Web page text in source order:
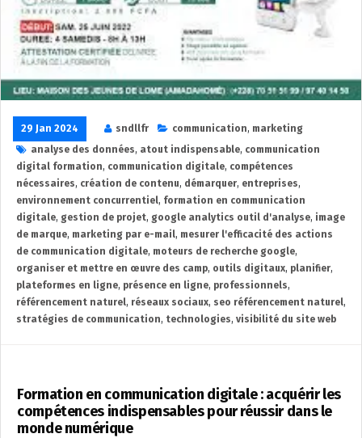
29 Jan 2024 sndllfr communication, marketing
analyse des données, atout indispensable, communication
digital formation, communication digitale, compétences
nécessaires, création de contenu, démarquer, entreprises,
environnement concurrentiel, formation en communication
digitale, gestion de projet, google analytics outil d'analyse, image
de marque, marketing par e-mail, mesurer l'efficacité des actions
de communication digitale, moteurs de recherche google,
organiser et mettre en œuvre des camp, outils digitaux, planifier,
plateformes en ligne, présence en ligne, professionnels,
référencement naturel, réseaux sociaux, seo référencement naturel,
stratégies de communication, technologies, visibilité du site web
Formation en communication digitale : acquérir les
compétences indispensables pour réussir dans le
monde numérique